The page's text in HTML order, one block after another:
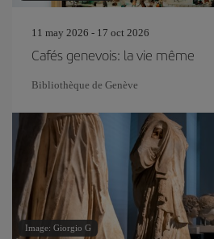
11 may 2026 - 17 oct 2026
Cafés genevois: la vie même
Bibliothèque de Genève
Image: Giorgio G